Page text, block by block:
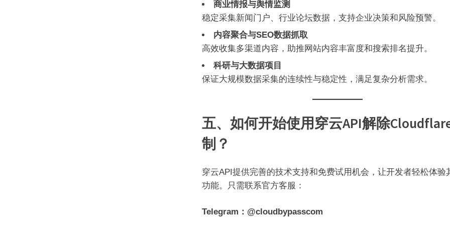
商业情报与舆情监测
稳定采集新闻门户、行业论坛数据，支持企业决策和风险预警。
内容聚合与SEO数据抓取
高效收集多渠道内容，助推网站内容丰富度和搜索排名提升。
科研与大数据项目
保证大规模数据采集的连续性与稳定性，满足复杂分析需求。
五、如何开始使用穿云API解除
制？
穿云API提供完善的技术支持和免费试用机会，让开发者轻松体验
功能。只需联系官方客服：
Telegram：@cloudbypasscom